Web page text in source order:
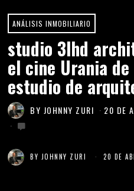
ANÁLISIS INMOBILIARIO
studio 3lhd
el cine Urania
estudio de
BY JOHNNY ZURI 20 DE
BY JOHNNY ZURI 20 DE